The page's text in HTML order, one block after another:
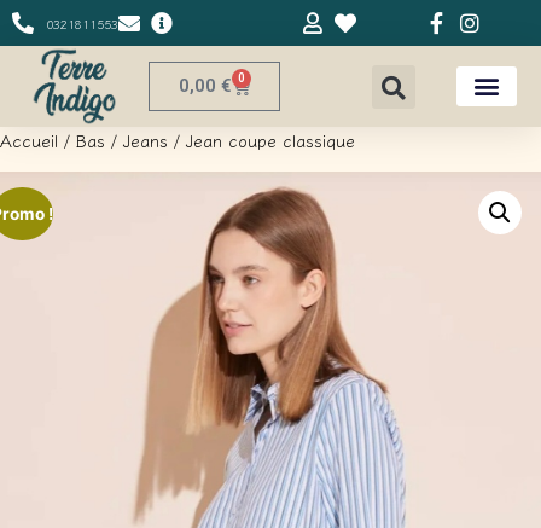
0321811553
0,00 € 0
Accueil / Bas / Jeans / Jean coupe classique
!